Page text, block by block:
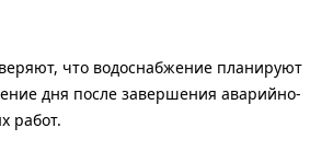
что водоснабжение планируют
дня после завершения аварийно-
работ.